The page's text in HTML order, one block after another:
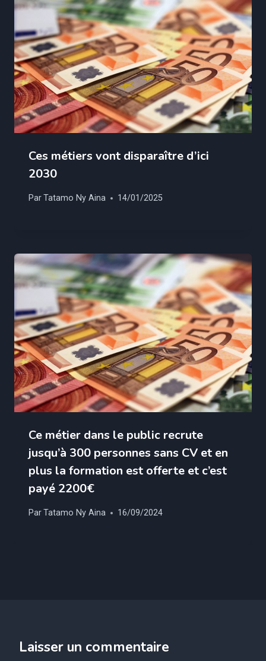
Ces métiers vont disparaître d’ici
2030
ParTatamo Ny Aina 14/01/2025
Ce métier dans le public recrute
jusqu’à 300 personnes sans CV et en
plus la formation est offerte et c’est
payé 2200€
Par Tatamo Ny Aina 16/09/2024
Laisser un commentaire